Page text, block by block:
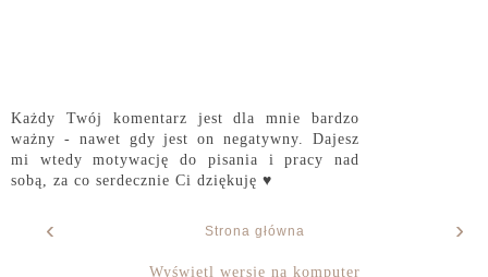
Każdy Twój komentarz jest dla mnie bardzo
ważny - nawet gdy jest on negatywny. Dajesz
mi wtedy motywację do pisania i pracy nad
sobą, za co serdecznie Ci dziękuję ♥
‹ ›
Strona główna
Wyświetl wersję na komputer